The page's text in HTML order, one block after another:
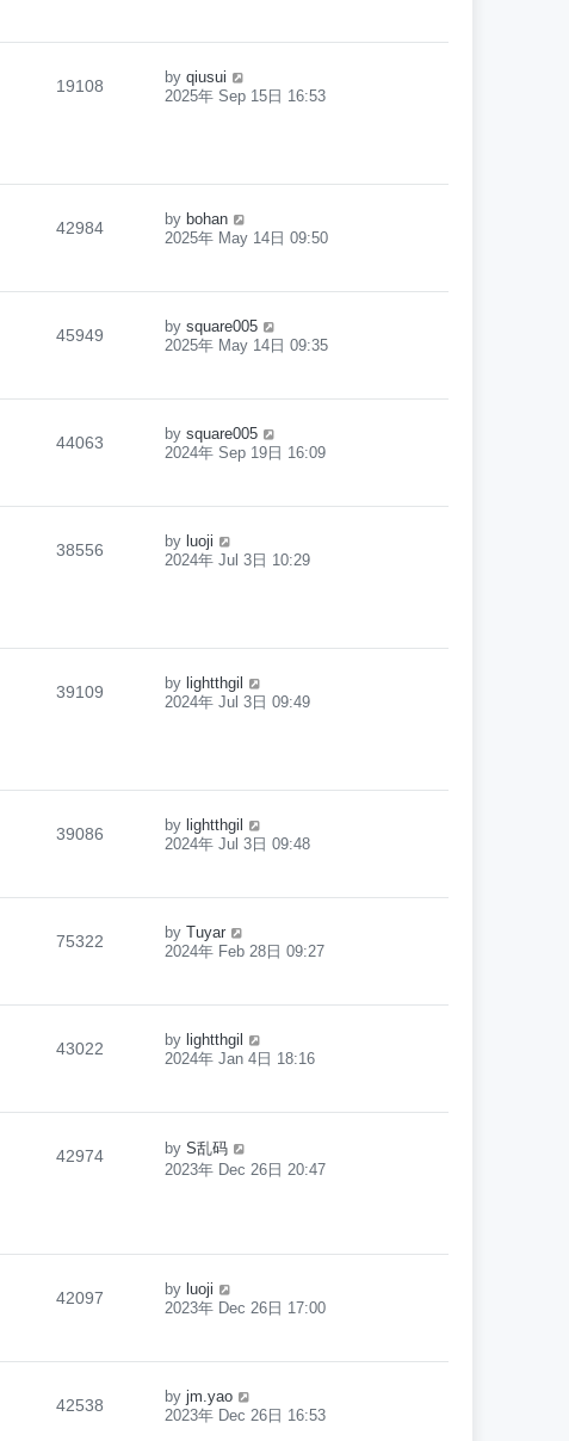
19108 by qiusui
2025年 Sep 15日 16:53
42984 by bohan
2025年 May 14日 09:50
45949 by square005
2025年 May 14日 09:35
44063 by square005
2024年 Sep 19日 16:09
38556 by luoji
2024年 Jul 3日 10:29
39109 by lightthgil
2024年 Jul 3日 09:49
39086 by lightthgil
2024年 Jul 3日 09:48
75322 by Tuyar
2024年 Feb 28日 09:27
43022 by lightthgil
2024年 Jan 4日 18:16
42974 by S乱码
2023年 Dec 26日 20:47
42097 by luoji
2023年 Dec 26日 17:00
42538 by jm.yao
2023年 Dec 26日 16:53